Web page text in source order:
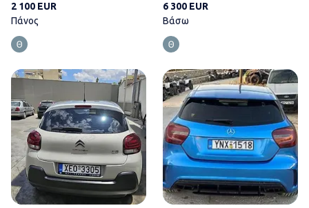
2 100 EUR
Πάνος
6 300 EUR
Βάσω
Θανάσης Σιβρης